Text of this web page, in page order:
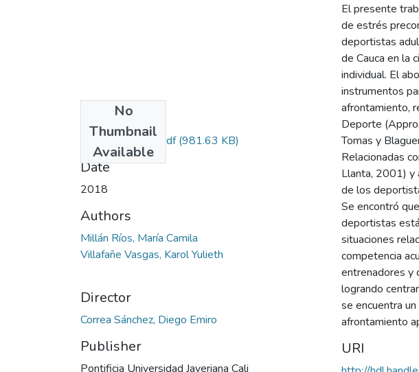
No
Thumbnail
Available
S. León. Karol.pdf(981.63 KB)
Date
2018
Authors
Millán Ríos, María Camila
Villafañe Vasgas, Karol Yulieth
Director
Correa Sánchez, Diego Emiro
Publisher
Pontificia Universidad Javeriana Cali
El presente
de estrés
deportistas
de Cauca en la
individual. El
instrumentos
afrontamiento,
Deporte
Tomas y
Relacionadas
Llanta, 2001) y
de los
Se encontró
deportistas
situaciones
competencia
entrenadores y
logrando
se encuentra
afrontamiento
URI